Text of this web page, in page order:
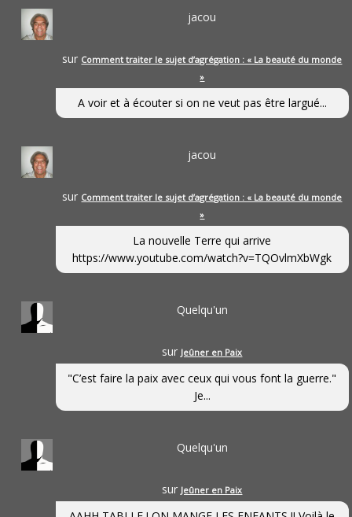
jacou
sur Comment traiter le sujet d’agrégation : « La beauté du monde
»
A voir et à écouter si on ne veut pas être largué...
jacou
sur Comment traiter le sujet d’agrégation : « La beauté du monde
»
La nouvelle Terre qui arrive
https://www.youtube.com/watch?v=TQOvlmXbWgk
Quelqu'un
sur Jeûner en Paix
"C’est faire la paix avec ceux qui vous font la guerre."
Je...
Quelqu'un
sur Jeûner en Paix